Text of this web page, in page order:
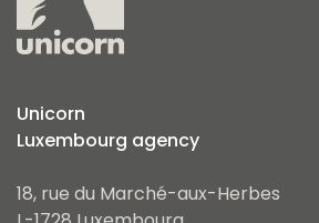
Unicorn
Luxembourg agency
18, rue du Marché-aux-Herbes